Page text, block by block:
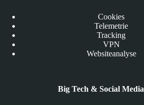
Cookies
Telemetrie
Tracking
VPN
Websiteanalyse
Big Tech & Social Media